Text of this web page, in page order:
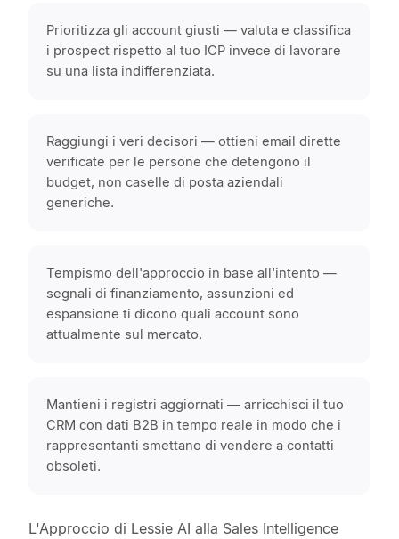
Prioritizza gli account giusti — valuta e classifica
i prospect rispetto al tuo ICP invece di lavorare
su una lista indifferenziata.
Raggiungi i veri decisori — ottieni email dirette
verificate per le persone che detengono il
budget, non caselle di posta aziendali
generiche.
Tempismo dell'approccio in base all'intento —
segnali di finanziamento, assunzioni ed
espansione ti dicono quali account sono
attualmente sul mercato.
Mantieni i registri aggiornati — arricchisci il tuo
CRM con dati B2B in tempo reale in modo che i
rappresentanti smettano di vendere a contatti
obsoleti.
L'Approccio di Lessie AI alla Sales Intelligence